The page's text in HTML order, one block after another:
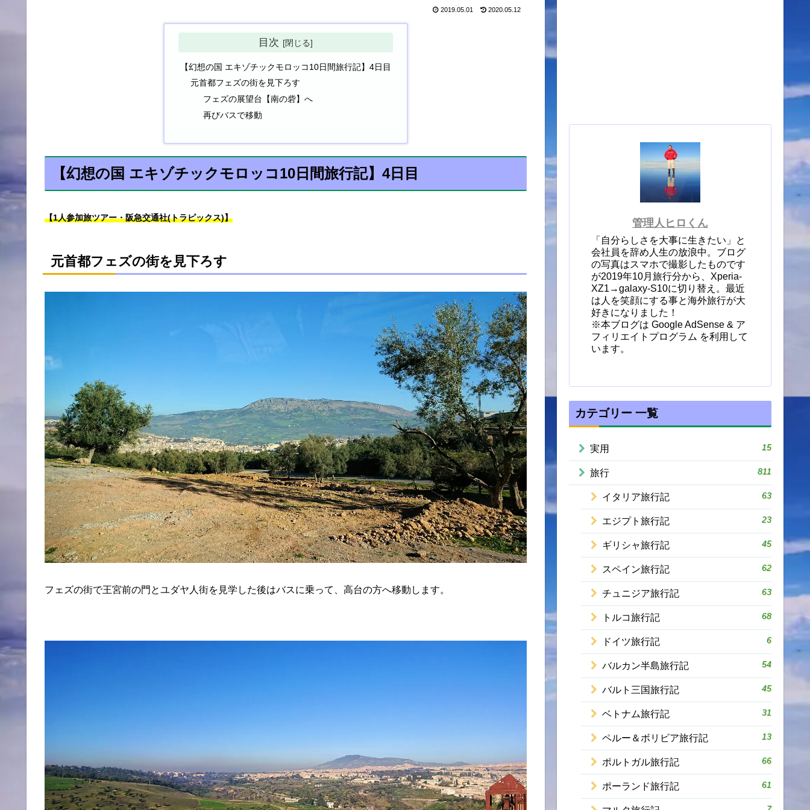
2019.05.01 2020.05.12
目次
【幻想の国 エキゾチックモロッコ10日間旅行記】4日目
元首都フェズの街を見下ろす
フェズの展望台【南の砦】へ
再びバスで移動
【幻想の国 エキゾチックモロッコ10日間旅行記】4日目
【1人参加旅ツアー・阪急交通社(トラピックス)】
元首都フェズの街を見下ろす
フェズの街で王宮前の門とユダヤ人街を見学した後はバスに乗って、高台の方へ移動します。
管理人ヒロくん
「自分らしさを大事に生きたい」と
会社員を辞め人生の放浪中。ブログ
の写真はスマホで撮影したものです
が2019年10月旅行分から、Xperia-
XZ1→galaxy-S10に切り替え。最近
は人を笑顔にする事と海外旅行が大
好きになりました！
※本ブログは Google AdSense & ア
フィリエイトプログラム を利用して
います。
カテゴリー 一覧
実用 15
旅行 811
イタリア旅行記 63
エジプト旅行記 23
ギリシャ旅行記 45
スペイン旅行記 62
チュニジア旅行記 63
トルコ旅行記 68
ドイツ旅行記 6
バルカン半島旅行記 54
バルト三国旅行記 45
ベトナム旅行記 31
ペルー＆ボリビア旅行記 13
ポルトガル旅行記 66
ポーランド旅行記 61